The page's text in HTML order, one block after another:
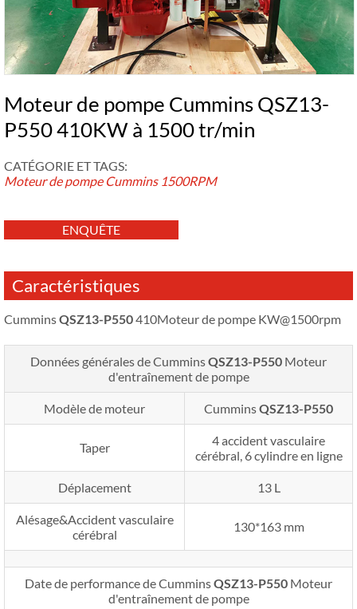
Moteur de pompe Cummins QSZ13-
P550 410KW à 1500 tr/min
CATÉGORIE ET ​​TAGS:
Moteur de pompe Cummins 1500RPM
ENQUÊTE
Caractéristiques
CumminsQSZ13-P550410Moteur de pompe KW@1500rpm
Données générales de CumminsQSZ13-P550 Moteur
d'entraînement de pompe
Modèle de moteur CumminsQSZ13-P550
Taper
4 accident vasculaire
cérébral, 6 cylindre en ligne
Déplacement 13 L
Alésage&Accident vasculaire
cérébral
130*163 mm
Date de performance de CumminsQSZ13-P550 Moteur
d'entraînement de pompe